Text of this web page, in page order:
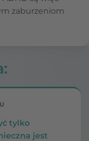
zaburzeniom
tylko
jest